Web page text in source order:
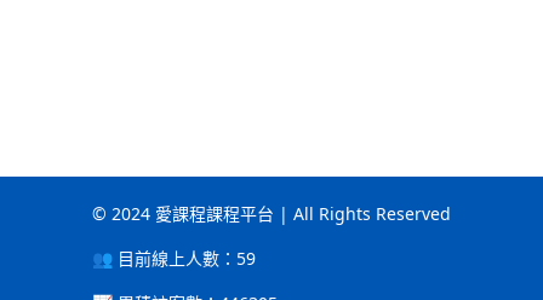
© 2024 愛課程課程平台 | All Rights Reserved
👥 目前線上人數： 59